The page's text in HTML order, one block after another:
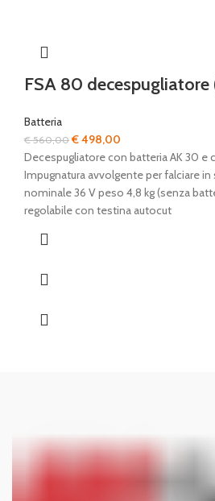
FSA 80 decespugliatore
Batteria
€560,00Il
prezzo
originale
era:
€ 560,00.
€498,00
prezzo
attuale
è:
€ 498,00.
Decespugliatore con batteria AK 30 e
Impugnatura avvolgente per falciare
nominale 36 V peso 4,8 kg (senza
regolabile con testina autocut